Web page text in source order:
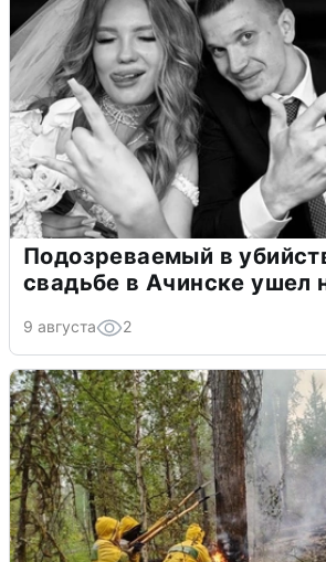
Подозреваемый в
свадьбе в Ачинске ушел
9 августа 2